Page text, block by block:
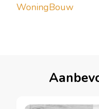
WoningBouw